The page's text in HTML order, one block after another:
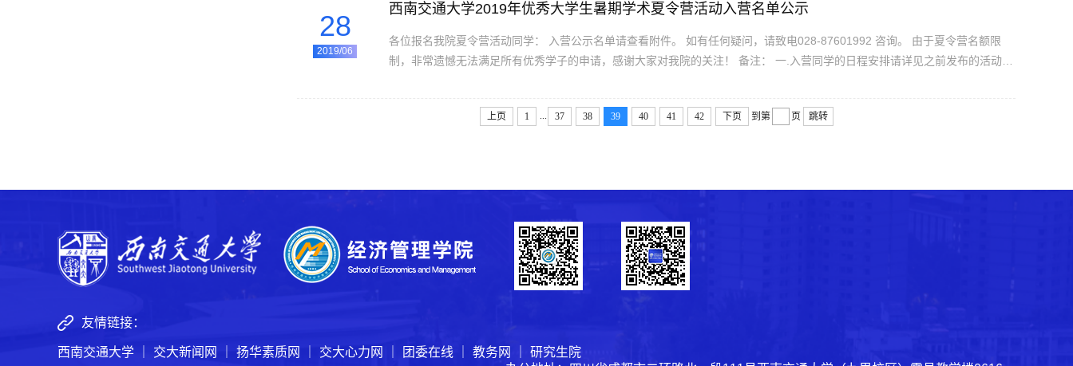
28
2019/06
西南交通大学2019年优秀大学生暑期学术夏令营活动入营名单公示
各位报名我院夏令营活动同学： 入营公示名单请查看附件。 如有任何疑问，请致电028-87601992 咨询。 由于夏令营名额限
制，非常遗憾无法满足所有优秀学子的申请，感谢大家对我院的关注！ 备注： 一.入营同学的日程安排请详见之前发布的活动通
上页 1 37 38 39 40 41 42 下页 到第 页 跳转
友情链接：
西南交通大学 交大新闻网 扬华素质网 交大心力网 团委在线 教务网
研究生院